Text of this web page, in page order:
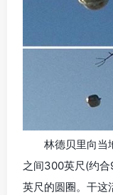
林德贝里向当
之间300英尺(约合
英尺的圆圈。干这